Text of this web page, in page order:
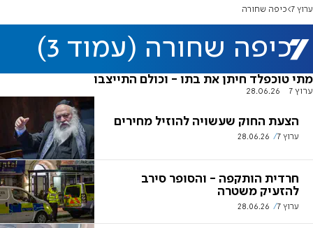
ערוץ 7 כיפה שחורה
כיפה שחורה (עמוד 3)
מתי טוכפלד חיתן את בתו - וכולם התייצבו
ערוץ 7 28.06.26
הצעת החוק שעשויה להוזיל מחירים
ערוץ 7 28.06.26
חרדית הותקפה - והסופר סירב
להזעיק משטרה
ערוץ 7 28.06.26